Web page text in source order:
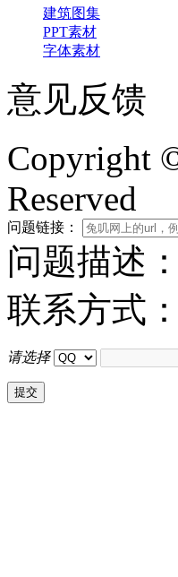
建筑图集
PPT素材
字体素材
意见反馈
Copyright
Reserved
问题链接：
问题描述：
联系方式：
请选择